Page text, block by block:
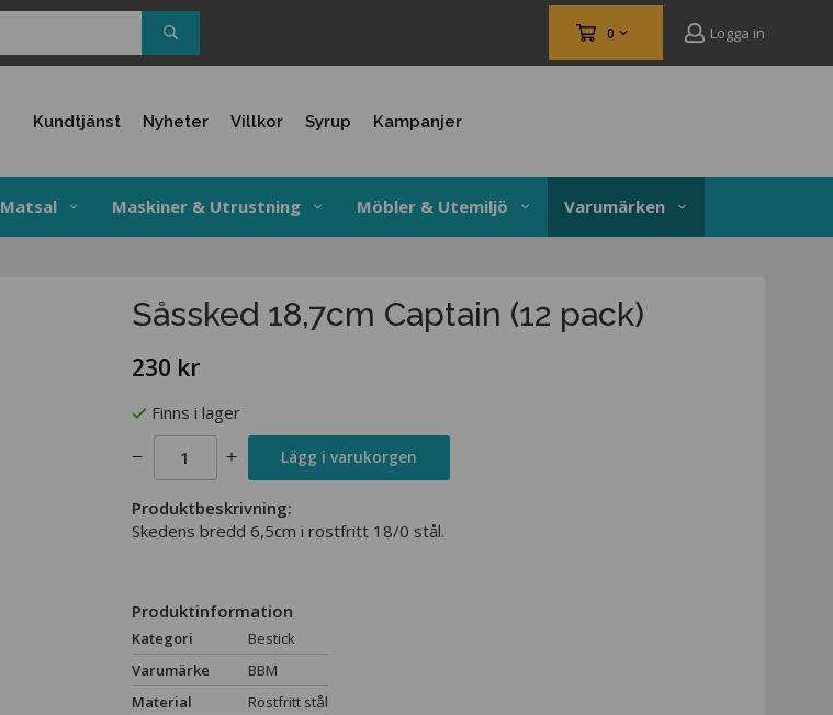
0 Logga in
Kundtjänst Nyheter Villkor Syrup Kampanjer
Matsal Maskiner & Utrustning Möbler & Utemiljö Varumärken
Såssked 18,7cm Captain (12 pack)
230 kr
Finns i lager
Lägg i varukorgen
Produktbeskrivning:
Skedens bredd 6,5cm i rostfritt 18/0 stål.
Produktinformation
Kategori
Bestick
Varumärke
BBM
Material
Rostfritt stål